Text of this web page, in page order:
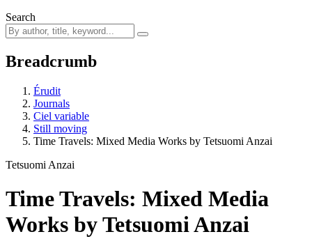
Search
Breadcrumb
Érudit
Journals
Ciel variable
Still moving
Time Travels: Mixed Media Works by Tetsuomi Anzai
Tetsuomi Anzai
Time Travels: Mixed Media
Works by Tetsuomi Anzai